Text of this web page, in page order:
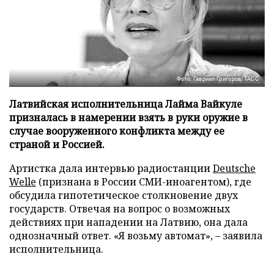
Фото: Гавриил Григоров/ТАСС
Латвийская исполнительница Лайма Вайкуле
призналась в намерении взять в руки оружие в
случае вооруженного конфликта между ее
страной и Россией.
Артистка дала интервью радиостанцииDeutsche
Welle (признана в России СМИ-иноагентом), где
обсудила гипотетическое столкновение двух
государств. Отвечая на вопрос о возможных
действиях при нападении на Латвию, она дала
однозначный ответ. «Я возьму автомат», – заявила
исполнительница.